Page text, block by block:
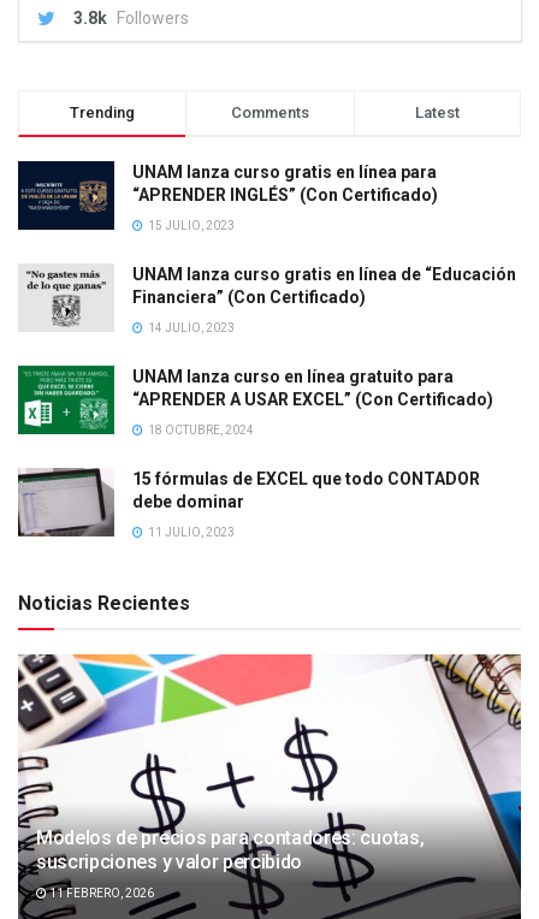
3.8k Followers
Trending Comments Latest
UNAM lanza curso gratis en línea para
“APRENDER INGLÉS” (Con Certificado)
15 JULIO, 2023
UNAM lanza curso gratis en línea de “Educación
Financiera” (Con Certificado)
14 JULIO, 2023
UNAM lanza curso en línea gratuito para
“APRENDER A USAR EXCEL” (Con Certificado)
18 OCTUBRE, 2024
15 fórmulas de EXCEL que todo CONTADOR
debe dominar
11 JULIO, 2023
Noticias Recientes
Modelos de precios para contadores: cuotas,
suscripciones y valor percibido
11 FEBRERO, 2026